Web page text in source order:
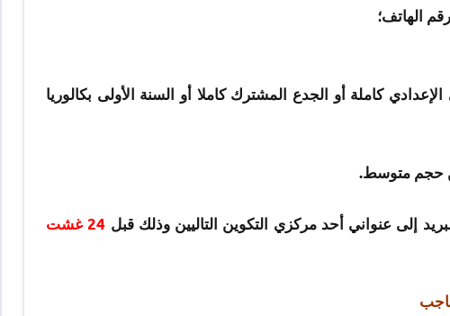
الهاتف؛
الإعدادي كاملة أو الجدع المشترك كاملا أو السنة الأولى بكالوريا
إلى عنواني أحد مركزي التكوين التاليين وذلك قبل
24 غشت